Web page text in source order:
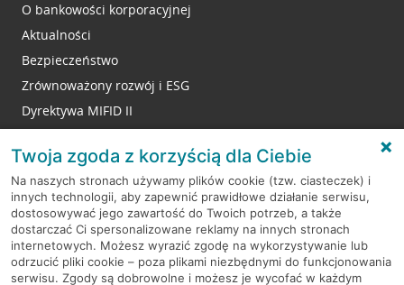
O bankowości korporacyjnej
Aktualności
Bezpieczeństwo
Zrównoważony rozwój i ESG
Dyrektywa MIFID II
RODO
Regulamin serwisu
Mapa serwisu
Twoja zgoda z korzyścią dla Ciebie
Na naszych stronach używamy plików cookie (tzw. ciasteczek) i
innych technologii, aby zapewnić prawidłowe działanie serwisu,
dostosowywać jego zawartość do Twoich potrzeb, a także
dostarczać Ci spersonalizowane reklamy na innych stronach
internetowych. Możesz wyrazić zgodę na wykorzystywanie lub
odrzucić pliki cookie – poza plikami niezbędnymi do funkcjonowania
serwisu. Zgody są dobrowolne i możesz je wycofać w każdym